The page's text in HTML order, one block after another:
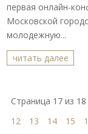
первая онлайн-
Московской
молодежную...
читать далее
Страница 17 из 18
12
13 14 15